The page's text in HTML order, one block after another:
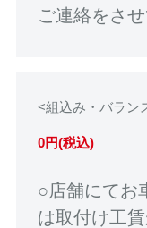
ご連絡をさ
<組込み・バラン
0円(税込)
○店舗にてお
は取付け工